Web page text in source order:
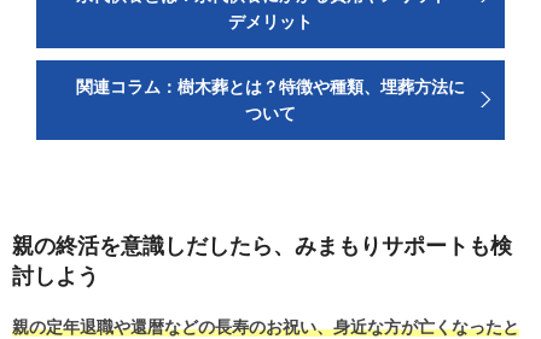
デメリット
関連コラム：樹木葬とは？特徴や種類、埋葬方法に
ついて
親の終活を意識しだしたら、みまもりサポートも検
討しよう
親の定年退職や還暦などの長寿のお祝い、身近な方が亡くなったと